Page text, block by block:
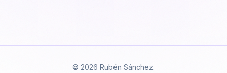
© 2026 Rubén Sánchez.